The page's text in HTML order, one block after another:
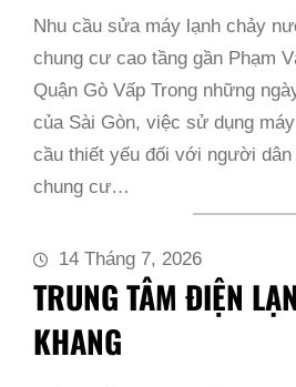
Nhu cầu sửa máy lạnh chảy
chung cư cao tầng gần Phạm
Quận Gò Vấp Trong những
của Sài Gòn, việc sử dụng
cầu thiết yếu đối với người
chung cư…
14 Tháng 7, 2026
TRUNG TÂM ĐIỆN
KHANG